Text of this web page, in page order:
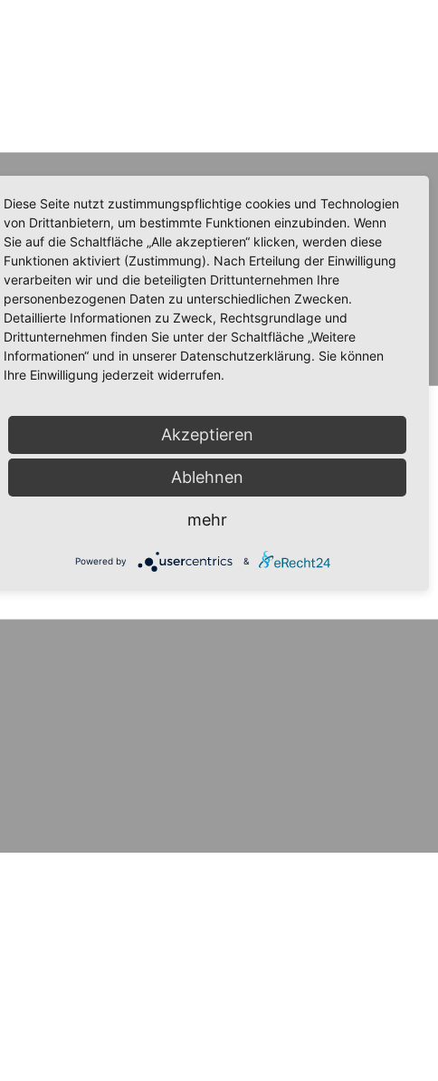
Diese Seite nutzt zustimmungspflichtige cookies und Technologien
von Drittanbietern, um bestimmte Funktionen einzubinden. Wenn
Sie auf die Schaltfläche „Alle akzeptieren“ klicken, werden diese
Funktionen aktiviert (Zustimmung). Nach Erteilung der Einwilligung
verarbeiten wir und die beteiligten Drittunternehmen Ihre
personenbezogenen Daten zu unterschiedlichen Zwecken.
Detaillierte Informationen zu Zweck, Rechtsgrundlage und
Drittunternehmen finden Sie unter der Schaltfläche „Weitere
Informationen“ und in unserer Datenschutzerklärung. Sie können
Ihre Einwilligung jederzeit widerrufen.
Akzeptieren
Ablehnen
mehr
Powered by &